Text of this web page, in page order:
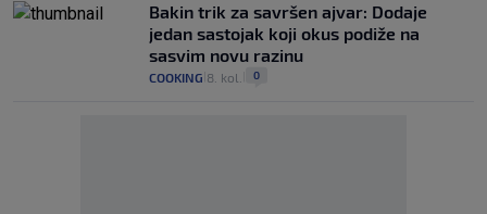
Bakin trik za savršen ajvar: Dodaje
jedan sastojak koji okus podiže na
sasvim novu razinu
COOKING 8. kol. 0